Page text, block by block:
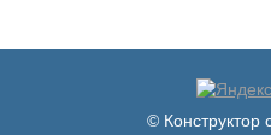
© Конструктор